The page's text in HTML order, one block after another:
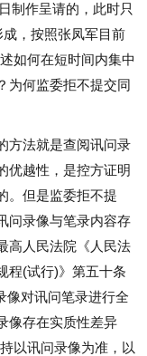
制作呈请的，此时只
，按照张凤军目前
如何在短时间内集中
为何监委拒不提交同
方法就是查阅讯问录
优越性，是控方证明
。但是监委拒不提
问录像与笔录内容存
高人民法院《人民法
程(试行)》第五十条
像对讯问笔录进行全
像存在实质性差异
以讯问录像为准，以